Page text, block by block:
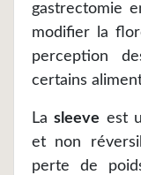
gastrectomie
modifier la
perception
certains
Lasleeve est
et non
perte de